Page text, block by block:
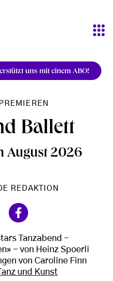
uns mit einem ABO!
PREMIEREN
Ballett
August 2026
REDAKTION
Tanzabend –
- von Heinz Spoerli
von Caroline Finn
Tanz und Kunst